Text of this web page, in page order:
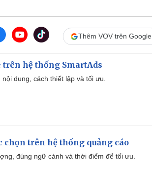
Thêm VOV trên Google
hệ thống SmartAds
dung, cách thiết lập và tối ưu.
chọn trên hệ thống quảng cáo
đúng ngữ cảnh và thời điểm để tối ưu.